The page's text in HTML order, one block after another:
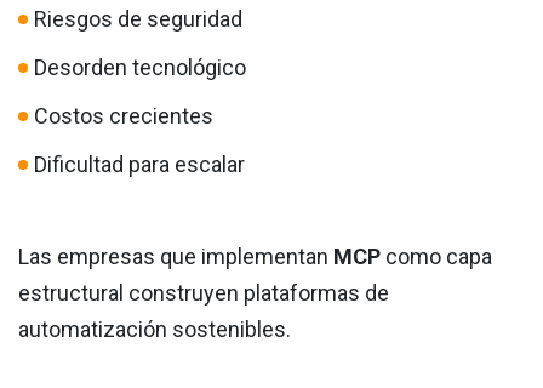
Riesgos de seguridad
Desorden tecnológico
Costos crecientes
Dificultad para escalar
Las empresas que implementan MCP como capa
estructural construyen plataformas de
automatización sostenibles.